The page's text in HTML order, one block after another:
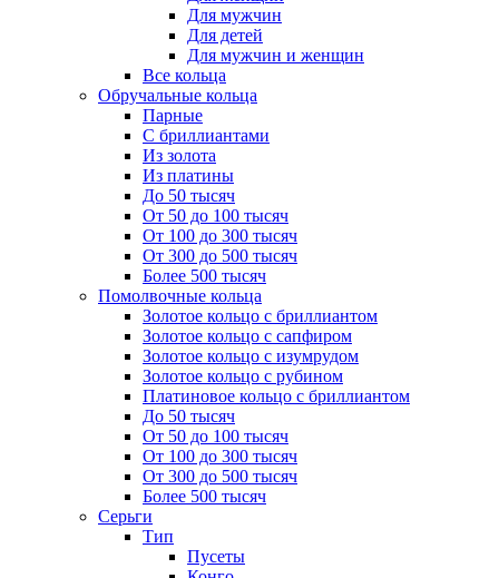
Для мужчин
Для детей
Для мужчин и женщин
Все кольца
Обручальные кольца
Парные
С бриллиантами
Из золота
Из платины
До 50 тысяч
От 50 до 100 тысяч
От 100 до 300 тысяч
От 300 до 500 тысяч
Более 500 тысяч
Помолвочные кольца
Золотое кольцо с бриллиантом
Золотое кольцо с сапфиром
Золотое кольцо с изумрудом
Золотое кольцо с рубином
Платиновое кольцо с бриллиантом
До 50 тысяч
От 50 до 100 тысяч
От 100 до 300 тысяч
От 300 до 500 тысяч
Более 500 тысяч
Серьги
Тип
Пусеты